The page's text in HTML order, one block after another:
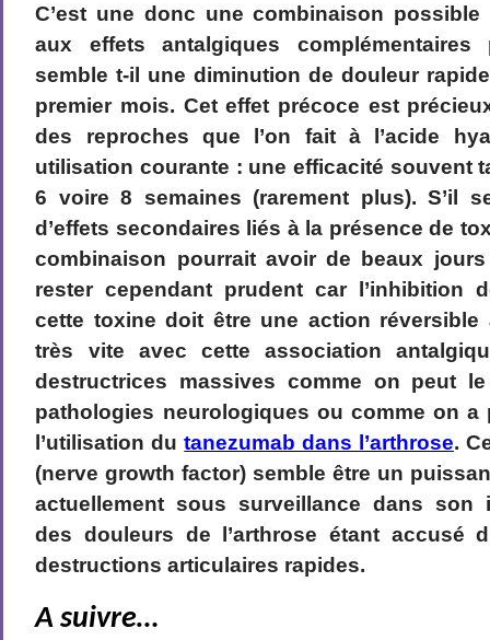
C’est une donc une combinaison
aux effets antalgiques complémentaires
semble t-il une diminution de douleur
premier mois. Cet effet précoce est
des reproches que l’on fait à l’acide
utilisation courante : une efficacité souvent
6 voire 8 semaines (rarement plus). S’il
d’effets secondaires liés à la présence de
combinaison pourrait avoir de beaux
rester cependant prudent car l’inhibition
cette toxine doit être une action
très vite avec cette association
destructrices massives comme on peut
pathologies neurologiques ou comme on a
l’utilisation dutanezumab dans l’arthrose.
(nerve growth factor) semble être un
actuellement sous surveillance dans son
des douleurs de l’arthrose étant accusé
destructions articulaires rapides.
A suivre…